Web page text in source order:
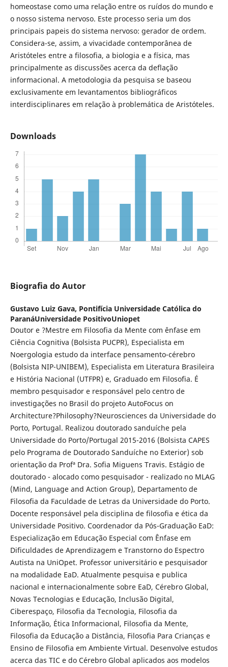
homeostase como uma relação entre os ruídos do mundo e
o nosso sistema nervoso. Este processo seria um dos
principais papeis do sistema nervoso: gerador de ordem.
Considera-se, assim, a vivacidade contemporânea de
Aristóteles entre a filosofia, a biologia e a física, mas
principalmente as discussões acerca da deflação
informacional. A metodologia da pesquisa se baseou
exclusivamente em levantamentos bibliográficos
interdisciplinares em relação à problemática de Aristóteles.
Downloads
Biografia do Autor
Gustavo Luiz Gava, Pontifícia Universidade Católica do
ParanáUniversidade PositivoUniopet
Doutor e ?Mestre em Filosofia da Mente com ênfase em
Ciência Cognitiva (Bolsista PUCPR), Especialista em
Noergologia estudo da interface pensamento-cérebro
(Bolsista NIP-UNIBEM), Especialista em Literatura Brasileira
e História Nacional (UTFPR) e, Graduado em Filosofia. É
membro pesquisador e responsável pelo centro de
investigações no Brasil do projeto AutoFocus on
Architecture?Philosophy?Neurosciences da Universidade do
Porto, Portugal. Realizou doutorado sanduíche pela
Universidade do Porto/Portugal 2015-2016 (Bolsista CAPES
pelo Programa de Doutorado Sanduíche no Exterior) sob
orientação da Profª Dra. Sofia Miguens Travis. Estágio de
doutorado - alocado como pesquisador - realizado no MLAG
(Mind, Language and Action Group), Departamento de
Filosofia da Faculdade de Letras da Universidade do Porto.
Docente responsável pela disciplina de filosofia e ética da
Universidade Positivo. Coordenador da Pós-Graduação EaD:
Especialização em Educação Especial com Ênfase em
Dificuldades de Aprendizagem e Transtorno do Espectro
Autista na UniOpet. Professor universitário e pesquisador
na modalidade EaD. Atualmente pesquisa e publica
nacional e internacionalmente sobre EaD, Cérebro Global,
Novas Tecnologias e Educação, Inclusão Digital,
Ciberespaço, Filosofia da Tecnologia, Filosofia da
Informação, Ética Informacional, Filosofia da Mente,
Filosofia da Educação a Distância, Filosofia Para Crianças e
Ensino de Filosofia em Ambiente Virtual. Desenvolve estudos
acerca das TIC e do Cérebro Global aplicados aos modelos